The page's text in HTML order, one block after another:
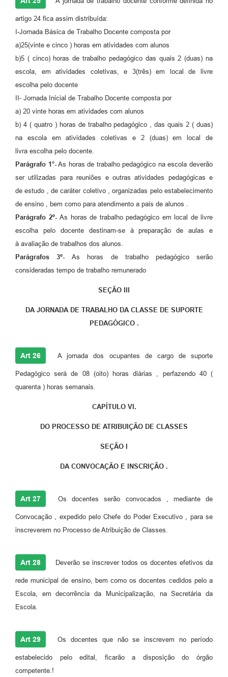
artigo 24 fica assim distribuída:
I-Jornada Básica de Trabalho Docente composta por
a)25(vinte e cinco ) horas em atividades com alunos
b)5 ( cinco) horas de trabalho pedagógico das quais 2 (duas) na
escola, em atividades coletivas, e 3(três) em local de livre
escolha pelo docente
II- Jornada Inicial de Trabalho Docente composta por
a) 20 vinte horas em atividades com alunos
b) 4 ( quatro ) horas de trabalho pedagógico , das quais 2 ( duas)
na escola em atividades coletivas e 2 (duas) em local de
livra escolha pelo docente.
Parágrafo 1°-As horas de trabalho pedagógico na escola deverão
ser utilizadas para reuniões e outras atividades pedagógicas e
de estudo , de caráter coletivo , organizadas pelo estabelecimento
de ensino , bem como para atendimento a pais de alunos .
Parágrafo 2º- As horas de trabalho pedagógico em local de livre
escolha pelo docente destinam-se à preparação de aulas e
à avaliação de trabalhos dos alunos.
Parágrafos 3º-As horas de trabalho pedagógico serão
consideradas tempo de trabalho remunerado
SEÇÃO III
DA JORNADA DE TRABALHO DA CLASSE DE SUPORTE
PEDAGÓGICO .
Art 26 A jornada dos ocupantes de cargo de suporte
Pedagógico será de 08 (oito) horas diárias , perfazendo 40 (
quarenta ) horas semanais.
CAPÍTULO VI.
DO PROCESSO DE ATRIBUIÇÃO DE CLASSES
SEÇÃO I
DA CONVOCAÇÃO E INSCRIÇÃO .
Art 27 Os docentes serão convocados , mediante de
Convocação , expedido pelo Chefe do Poder Executivo , para se
inscreverem no Processo de Atribuição de Classes.
Art 28 Deverão se inscrever todos os docentes efetivos da
rede municipal de ensino, bem como os docentes cedidos pelo a
Escola, em decorrência da Municipalização, na Secretária da
Escola.
Art 29 Os docentes que não se inscrevem no período
estabelecido pelo edital, ficarão a disposição do órgão
competente.!